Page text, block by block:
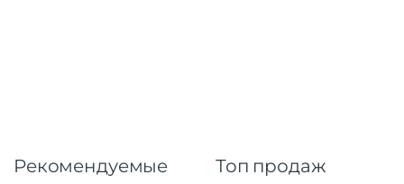
Рекомендуемые
Топ продаж